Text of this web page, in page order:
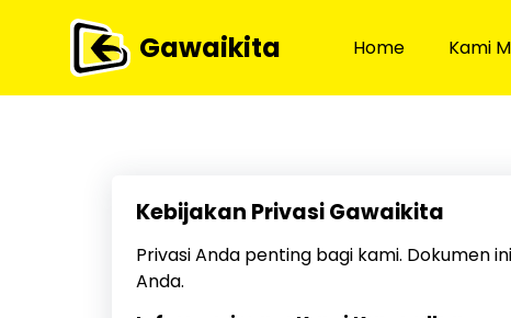
Gawaikita Home Kami
Kebijakan Privasi Gawaikita
Privasi Anda penting bagi kami. Dokumen
Anda.